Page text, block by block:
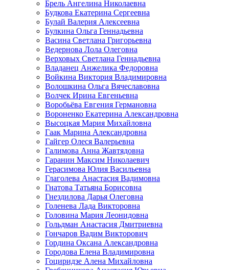
Брель Ангелина Николаевна
Будкова Екатерина Сергеевна
Булай Валерия Алексеевна
Булкина Ольга Геннадьевна
Васина Светлана Григорьевна
Ведернова Лола Олеговна
Верховых Светлана Геннадьевна
Владанец Анжелика Федоровна
Войкина Виктория Владимировна
Волошкина Ольга Вячеславовна
Волчек Ирина Евгеньевна
Воробьёва Евгения Германовна
Вороненко Екатерина Александровна
Высоцкая Мария Михайловна
Гаак Марина Александровна
Гайгер Олеся Валерьевна
Галимова Анна Жавтядовна
Гаранин Максим Николаевич
Герасимова Юлия Васильевна
Глаголева Анастасия Вадимовна
Гнатова Татьяна Борисовна
Гнездилова Дарья Олеговна
Голенева Лада Викторовна
Головина Мария Леонидовна
Гольдман Анастасия Дмитриевна
Гончаров Вадим Викторович
Гордина Оксана Александровна
Городова Елена Владимировна
Гоциридзе Алена Михайловна